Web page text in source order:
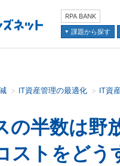
RPA BANK
課題から探す
てくださいIT資産管理の最適化 IT資
の半数は
ストをどう